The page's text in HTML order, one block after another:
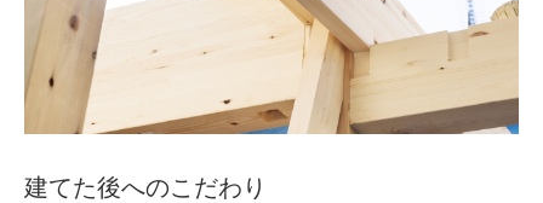
建てた後へのこだわり